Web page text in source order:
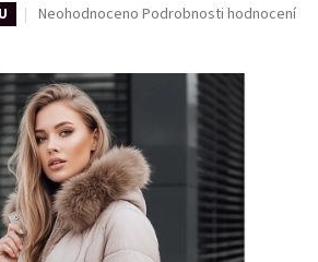
Průměrné
je
0,0
z
5
hvězdiček.
Neohodnoceno Podrobnosti hodnocení